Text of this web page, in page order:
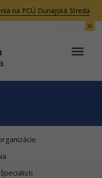
na PCÚ Dunajská Streda
Server BB07